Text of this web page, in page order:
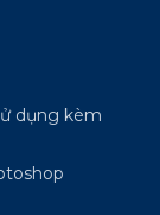
dụng kèm